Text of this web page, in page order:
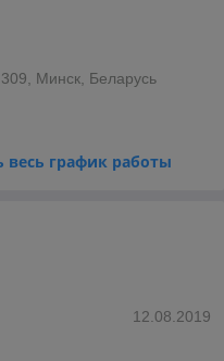
Минск, Беларусь
весь график работы
12.08.2019